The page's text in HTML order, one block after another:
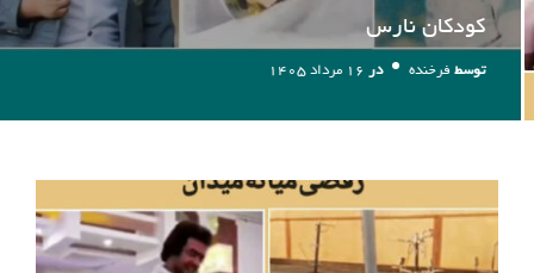
کودکان نارس
توسطفرخنده در۱۶ مرداد ۱۴۰۵